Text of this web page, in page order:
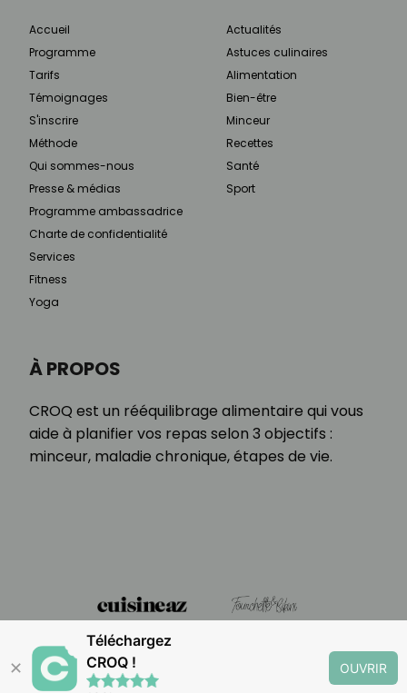
À PROPOS
CROQ est un rééquilibrage alimentaire qui vous
aide à planifier vos repas selon 3 objectifs :
minceur, maladie chronique, étapes de vie.
Accueil
Programme
Tarifs
Témoignages
S'inscrire
Méthode
Qui sommes-nous
Presse & médias
Programme ambassadrice
Charte de confidentialité
Services
Fitness
Yoga
Actualités
Astuces culinaires
Alimentation
Bien-être
Minceur
Recettes
Santé
Sport
✕
Téléchargez
CROQ !
OUVRIR